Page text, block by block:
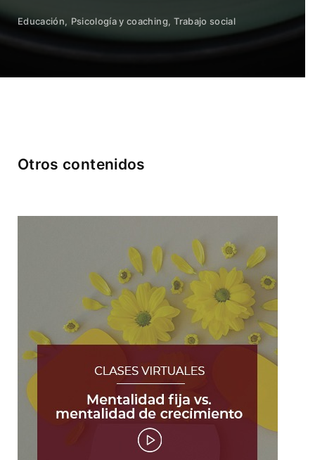
Educación Psicología y coaching Trabajo social
Otros contenidos